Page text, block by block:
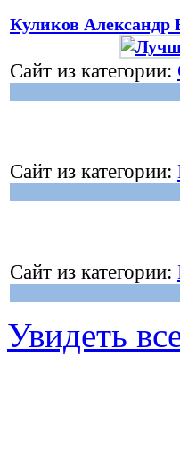
Куликов Александр
Сайт из категории:
Сайт из категории:
Сайт из категории:
Увидеть